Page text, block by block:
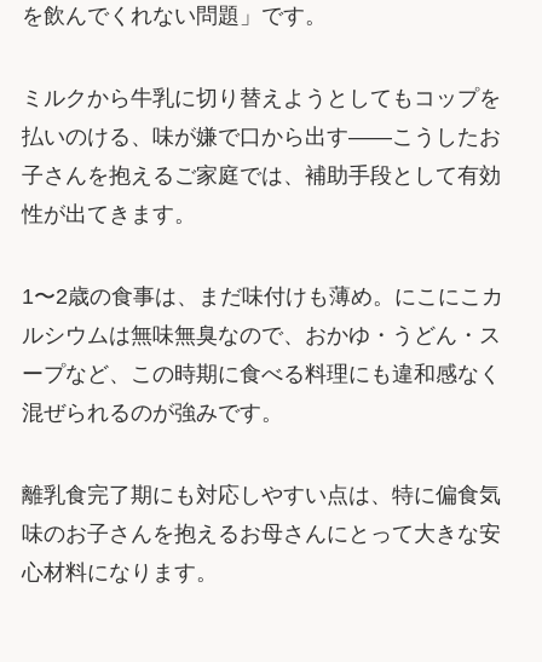
を飲んでくれない問題」です。
ミルクから牛乳に切り替えようとしてもコップを
払いのける、味が嫌で口から出す――こうしたお
子さんを抱えるご家庭では、補助手段として有効
性が出てきます。
1〜2歳の食事は、まだ味付けも薄め。にこにこカ
ルシウムは無味無臭なので、おかゆ・うどん・ス
ープなど、この時期に食べる料理にも違和感なく
混ぜられるのが強みです。
離乳食完了期にも対応しやすい点は、特に偏食気
味のお子さんを抱えるお母さんにとって大きな安
心材料になります。